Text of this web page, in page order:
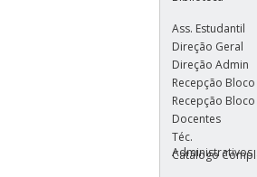
Ass. Estudantil
Direção Geral
Direção Admin
Recepção Bloco
Recepção Bloco
Docentes
Téc.
Administrativos
Catálogo